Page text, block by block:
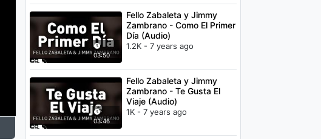
03:50
Fello Zabaleta y Jimmy
Zambrano - Como El Primer
Día (Audio)
1.2K - 7 years ago
03:46
Fello Zabaleta y Jimmy
Zambrano - Te Gusta El
Viaje (Audio)
1K - 7 years ago